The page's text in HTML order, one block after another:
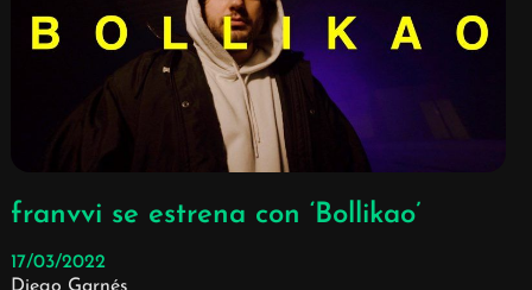
franvvi se estrena con ‘Bollikao’
17/03/2022